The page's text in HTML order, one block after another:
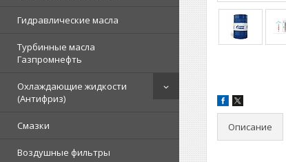
Гидравлические масла
Турбинные масла
Газпромнефть
Охлаждающие жидкости
(Антифриз)
Смазки
Воздушные фильтры
Описание